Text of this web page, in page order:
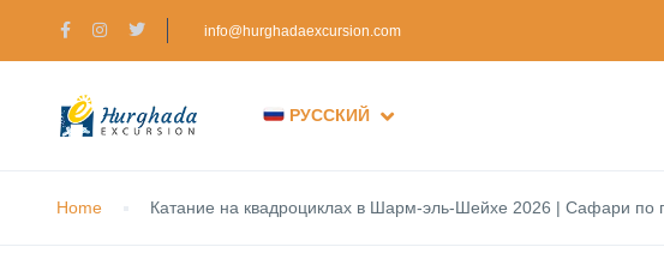
info@hurghadaexcursion.com
РУССКИЙ
Home Катание на квадроциклах в Шарм-эль-Шейхе 2026 | Сафари по